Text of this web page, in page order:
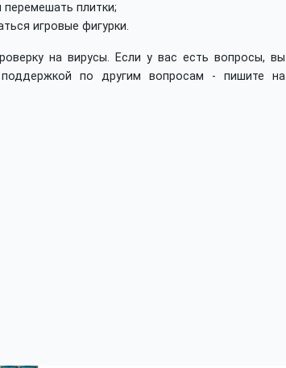
плитки;
игровые фигурки.
на вирусы. Если у вас есть вопросы, вы
по другим вопросам - пишите на